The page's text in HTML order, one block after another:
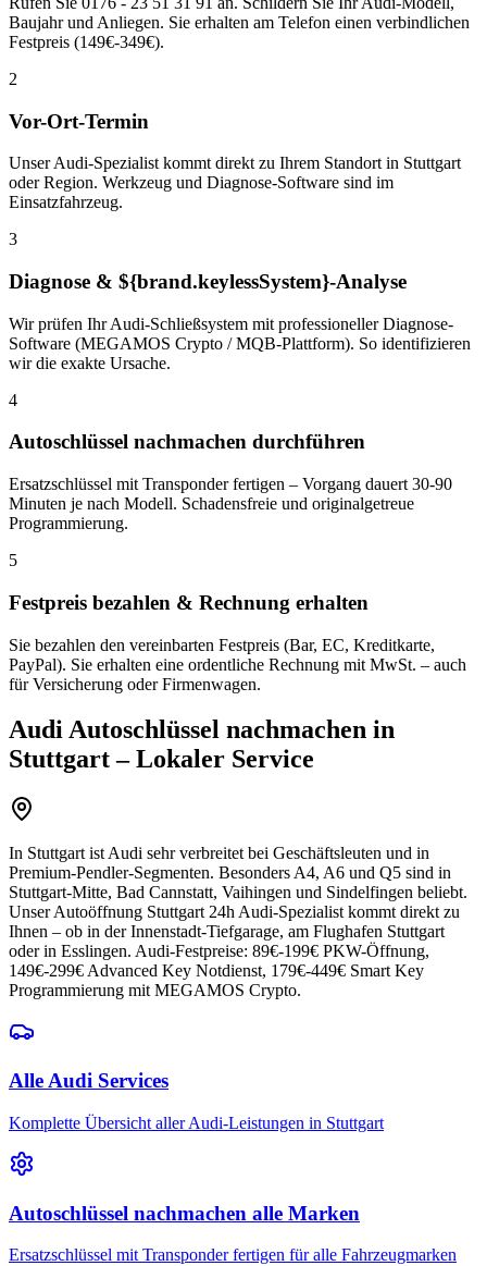
Baujahr und Anliegen. Sie erhalten am Telefon einen verbindlichen
Festpreis (149€-349€).
2
Vor-Ort-Termin
Unser Audi-Spezialist kommt direkt zu Ihrem Standort in Stuttgart
oder Region. Werkzeug und Diagnose-Software sind im
Einsatzfahrzeug.
3
Diagnose & ${brand.keylessSystem}-Analyse
Wir prüfen Ihr Audi-Schließsystem mit professioneller Diagnose-
Software (MEGAMOS Crypto / MQB-Plattform). So identifizieren
wir die exakte Ursache.
4
Autoschlüssel nachmachen durchführen
Ersatzschlüssel mit Transponder fertigen – Vorgang dauert 30-90
Minuten je nach Modell. Schadensfreie und originalgetreue
Programmierung.
5
Festpreis bezahlen & Rechnung erhalten
Sie bezahlen den vereinbarten Festpreis (Bar, EC, Kreditkarte,
PayPal). Sie erhalten eine ordentliche Rechnung mit MwSt. – auch
für Versicherung oder Firmenwagen.
AudiAutoschlüssel nachmachen in
Stuttgart – Lokaler Service
In Stuttgart ist Audi sehr verbreitet bei Geschäftsleuten und in
Premium-Pendler-Segmenten. Besonders A4, A6 und Q5 sind in
Stuttgart-Mitte, Bad Cannstatt, Vaihingen und Sindelfingen beliebt.
Unser Autoöffnung Stuttgart 24h Audi-Spezialist kommt direkt zu
Ihnen – ob in der Innenstadt-Tiefgarage, am Flughafen Stuttgart
oder in Esslingen. Audi-Festpreise: 89€-199€ PKW-Öffnung,
149€-299€ Advanced Key Notdienst, 179€-449€ Smart Key
Programmierung mit MEGAMOS Crypto.
Alle Audi Services
Komplette Übersicht allerAudi-Leistungen in Stuttgart
Autoschlüssel nachmachen alle Marken
Ersatzschlüssel mit Transponder fertigen für alle Fahrzeugmarken